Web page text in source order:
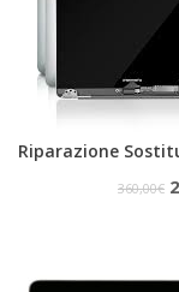
Riparazione
360,00€ Il